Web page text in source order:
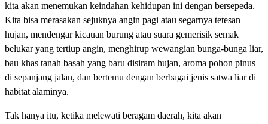
kita akan menemukan keindahan kehidupan ini dengan bersepeda.
Kita bisa merasakan sejuknya angin pagi atau segarnya tetesan
hujan, mendengar kicauan burung atau suara gemerisik semak
belukar yang tertiup angin, menghirup wewangian bunga-bunga liar,
bau khas tanah basah yang baru disiram hujan, aroma pohon pinus
di sepanjang jalan, dan bertemu dengan berbagai jenis satwa liar di
habitat alaminya.
Tak hanya itu, ketika melewati beragam daerah, kita akan